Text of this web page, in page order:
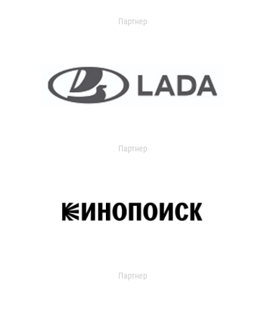
Партнер
Партнер
Партнер